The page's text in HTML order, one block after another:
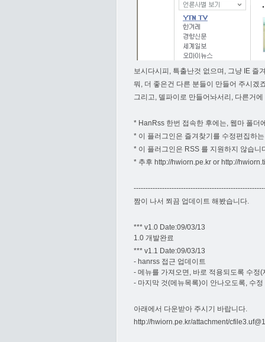
보시다시피, 특출난것 없으며, 그냥 IE 즐
뭐, 더 좋은건 다른 분들이 만들어 주시겠
그리고, 델파이로 만들어놔서리, 다른거
* HanRss 한번 접속한 후에는, 웹마 폴더
* 이 플러그인은 즐겨찾기를 수정편집하
* 이 플러그인은 RSS 를 지원하지 않습니
* 추후 http://hwiorn.pe.kr or http://
짬이 나서 쬐끔 업데이트 해봤습니다.
*** v1.0 Date:09/03/13
1.0 개발완료
*** v1.1 Date:09/03/13
- hanrss 접근 업데이트
- 메뉴를 가져오면, 바로 적용되도록 수정
- 마지막 것(메뉴목록)이 안나오도록, 수정
아래에서 다운받아 주시기 바랍니다.
http://hwiorn.pe.kr/attachment/